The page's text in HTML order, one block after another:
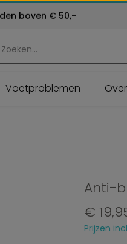
Voetproblemen
Anti-
Normale
€
Prijzen